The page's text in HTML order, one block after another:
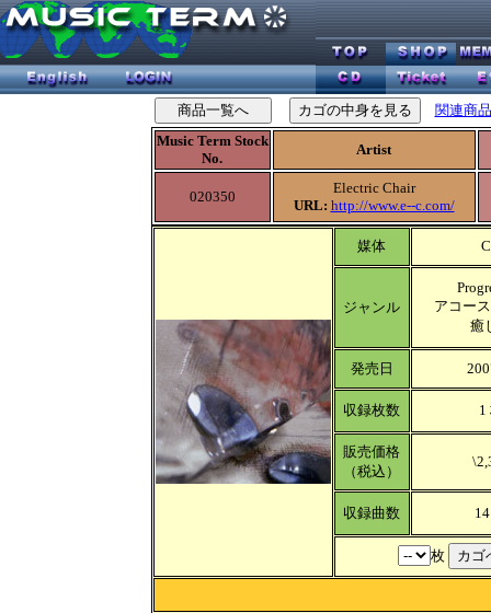
関連商
Music Term Stock
No.
Artist
020350
Electric Chair
URL: http://www.e--c.com/
媒体
ジャンル
アコー
癒
発売日
収録枚数 1
販売価格
（税込）
収録曲数
枚